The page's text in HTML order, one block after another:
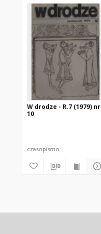
W drodze - R.7 (1979) nr
10
czasopismo